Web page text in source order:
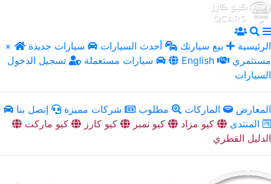
× الرئيسية بيع سيارتك أحدث السيارات
سيارات جديدة
سيارات مستعملة
تسجيل الدخول English
السيارات
المعارض الماركات مطلوب شركات مميزة
إتصل بنا
المنتدى
كيو مزاد كيو نمبر كيو كارز
كيو ماركت
الدليل القطري